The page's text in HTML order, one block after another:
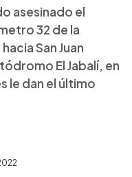
asesinado el
32 de la
San Juan
El Jabalí, en
le dan el último